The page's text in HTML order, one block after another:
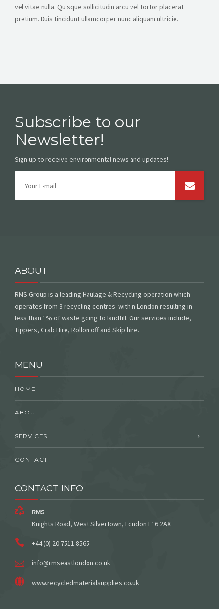
vel vitae nulla. Quisque sollicitudin arcu vel tortor placerat
pretium. Duis tincidunt ullamcorper nunc aliquam ultricie.
Subscribe to our
Newsletter!
Sign up to receive environmental news and updates!
ABOUT
RMS Group is a leading Haulage & Recycling operation which
operates from 3 recycling centres within London resulting in
less than 1% of waste going to landfill. Our services include,
Tippers, Grab Hire, Rollon off and Skip hire.
MENU
HOME
ABOUT
SERVICES
CONTACT
CONTACT INFO
RMS
Knights Road, West Silvertown, London E16 2AX
+44 (0) 20 7511 8565
info@rmseastlondon.co.uk
www.recycledmaterialsupplies.co.uk